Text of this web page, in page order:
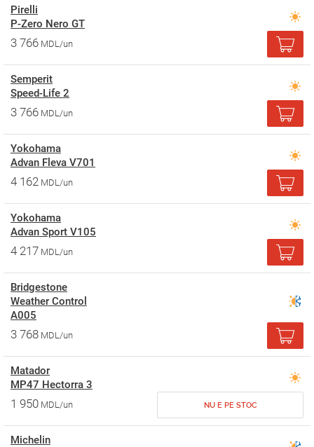
Pirelli
P-Zero Nero GT
3 766 MDL/un
Semperit
Speed-Life 2
3 766 MDL/un
Yokohama
Advan Fleva V701
4 162 MDL/un
Yokohama
Advan Sport V105
4 217 MDL/un
Bridgestone
Weather Control
A005
3 768 MDL/un
Matador
MP47 Hectorra 3
1 950 MDL/un NU E PE STOC
Michelin